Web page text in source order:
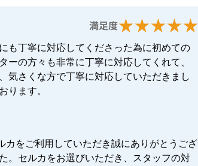
満足度
も丁寧に対応してくださった為に初めての
の方々も非常に丁寧に対応してくれて、
気さくな方で丁寧に対応していただきまし
ります。
をご利用していただき誠にありがとうござ
。セルカをお選びいただき、スタッフの対